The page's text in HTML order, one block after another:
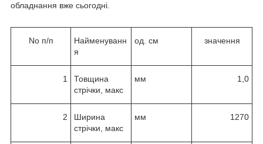
обладнання вже сьогодні.
No п/п
Найменуванн
я
од. см значення
1
Товщина
стрічки, макс
мм 1,0
2
Ширина
стрічки, макс
мм 1270